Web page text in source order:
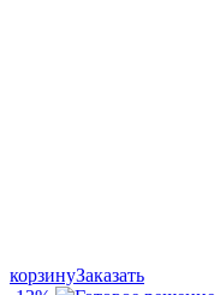
корзинуЗаказать